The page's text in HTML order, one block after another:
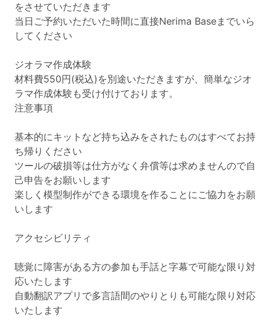
をさせていただきます
当日ご予約いただいた時間に直接Nerima Baseまでいら
してください
ジオラマ作成体験
材料費550円(税込)を別途いただきますが、簡単なジオ
ラマ作成体験も受け付けております。
注意事項
基本的にキットなど持ち込みをされたものはすべてお持
ち帰りください
ツールの破損等は仕方がなく弁償等は求めませんので自
己申告をお願いします
楽しく模型制作ができる環境を作ることにご協力をお願
いします
アクセシビリティ
聴覚に障害がある方の参加も手話と字幕で可能な限り対
応いたします
自動翻訳アプリで多言語間のやりとりも可能な限り対応
いたします